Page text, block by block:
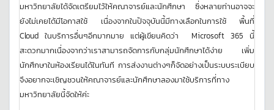
มหาวิทยาลัยได้จัดเตรียมไว้ให้คณาจารย์และนักศึกษา ซึ่งหลายท่านอาจจะ
ยังไม่เคยได้มีโอกาสใช้ เนื่องจากในปัจจุบันนี้มีทางเลือกในการใช้ พื้นที่
Cloud ในบริการอื่นๆอีกมากมาย แต่ผู้เขียนคิดว่า Microsoft 365 นี้
สะดวกมากเนื่องจากว่าเราสามารถจัดการกับกลุ่มนักศึกษาได้ง่าย เพิ่ม
นักศึกษาในห้องเรียนได้ในทันที การส่งงานต่างๆก็จัดอย่างเป็นระบบระเบียบ
จึงอยากจะเชิญชวนให้คณาจารย์และนักศึกษาลองมาใช้บริการที่ทาง
มหาวิทยาลัยนี้จัดให้ค่ะ